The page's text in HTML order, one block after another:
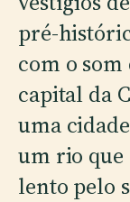
pré-
com o som
capital da
uma
um rio
lento pelo